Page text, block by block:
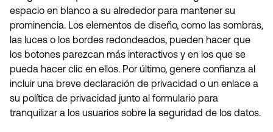
espacio en blanco a su alrededor para mantener su
prominencia. Los elementos de diseño, como las sombras,
las luces o los bordes redondeados, pueden hacer que
los botones parezcan más interactivos y en los que se
pueda hacer clic en ellos. Por último, genere confianza al
incluir una breve declaración de privacidad o un enlace a
su política de privacidad junto al formulario para
tranquilizar a los usuarios sobre la seguridad de los datos.